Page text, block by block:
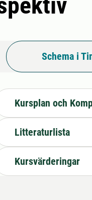
Schema i
Kursplan och
Litteraturlista
Kursvärderingar